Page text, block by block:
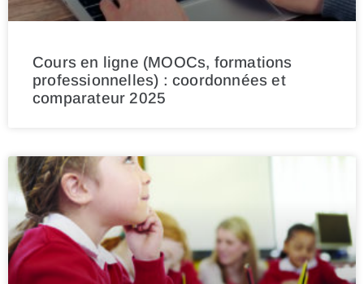
Cours en ligne (MOOCs, formations
professionnelles) : coordonnées et
comparateur 2025